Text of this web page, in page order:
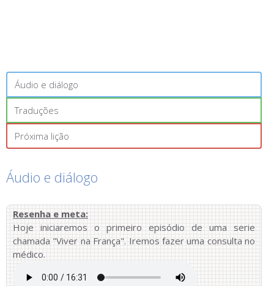
Áudio e diálogo
Traduções
Próxima lição
Áudio e diálogo
Resenha e meta:
Hoje iniciaremos o primeiro episódio de uma serie
chamada "Viver na França". Iremos fazer uma consulta no
médico.